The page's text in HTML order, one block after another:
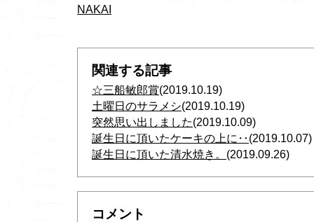
NAKAI
関連する記事
☆三船敏郎賞(2019.10.19)
土曜日のサラメシ(2019.10.19)
突然思い出しました(2019.10.09)
誕生日に頂いたケーキの上に‥ (2019.10.07)
誕生日に頂いた清水焼き。 (2019.09.26)
コメント